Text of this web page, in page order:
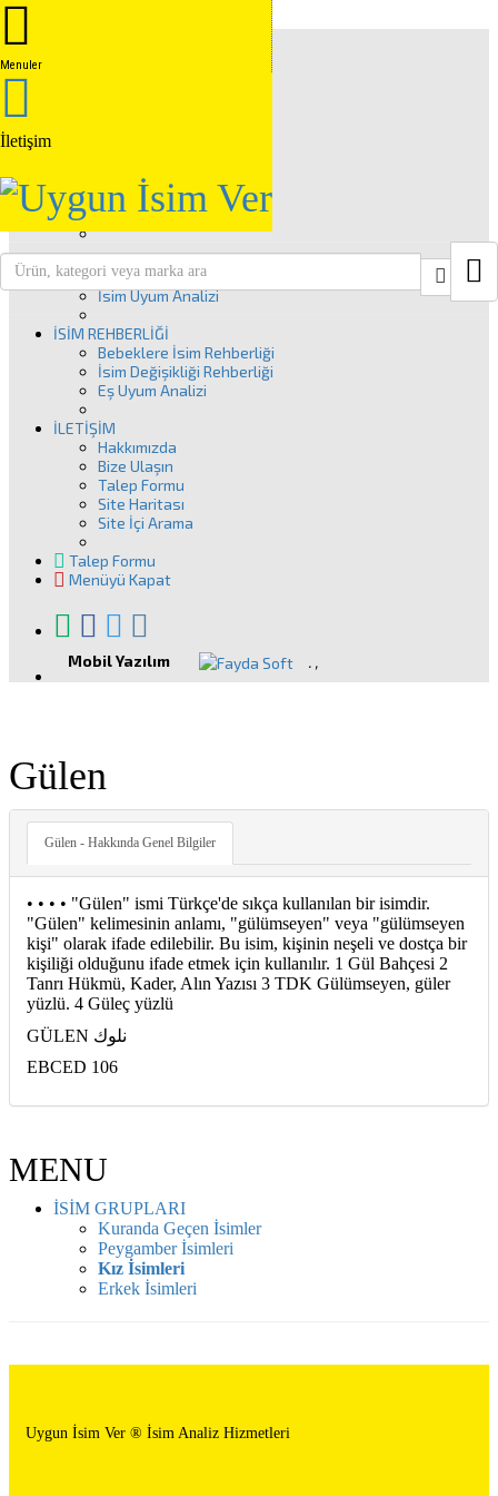
Menuler
İletişim
Close
İSİM ANALİZİ
İsim Analizi Nedir?
İSİM UYUM ANALİZİ
İsim Uyum Analizi
İSİM REHBERLİĞİ
Bebeklere İsim Rehberliği
İsim Değişikliği Rehberliği
Eş Uyum Analizi
İLETİŞİM
Hakkımızda
Bize Ulaşın
Talep Formu
Site Haritası
Site İçi Arama
Talep Formu
Menüyü Kapat
Mobil Yazılım . ,
Gülen
Gülen - Hakkında Genel Bilgiler
• • • • "Gülen" ismi Türkçe'de sıkça kullanılan bir isimdir.
"Gülen" kelimesinin anlamı, "gülümseyen" veya "gülümseyen
kişi" olarak ifade edilebilir. Bu isim, kişinin neşeli ve dostça bir
kişiliği olduğunu ifade etmek için kullanılır. 1 Gül Bahçesi 2
Tanrı Hükmü, Kader, Alın Yazısı 3 TDK Gülümseyen, güler
yüzlü. 4 Güleç yüzlü
GÜLEN نلوك
EBCED 106
MENU
İSİM GRUPLARI
Kuranda Geçen İsimler
Peygamber İsimleri
Kız İsimleri
Erkek İsimleri
Uygun İsim Ver ® İsim Analiz Hizmetleri